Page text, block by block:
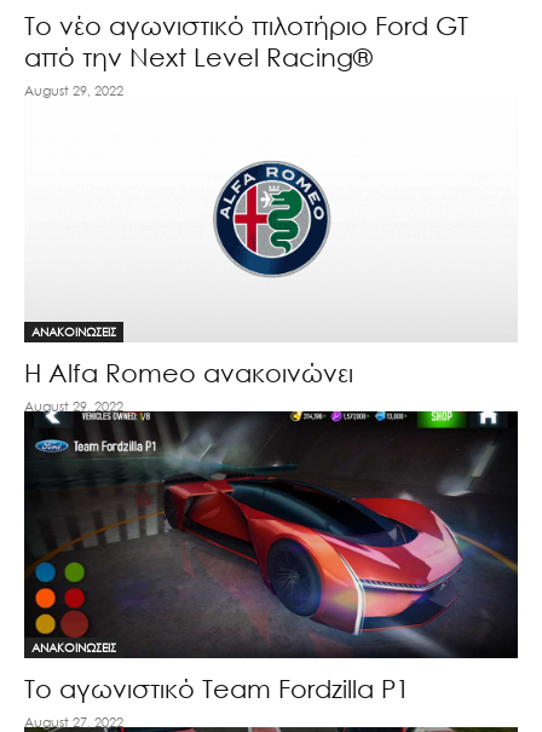
Tο νέο αγωνιστικό πιλοτήριο Ford GT
από την Next Level Racing®
August 29, 2022
ΑΝΑΚΟΙΝΩΣΕΙΣ
H Alfa Romeo ανακοινώνει
August 29, 2022
ΑΝΑΚΟΙΝΩΣΕΙΣ
Το αγωνιστικό Team Fordzilla P1
August 27, 2022